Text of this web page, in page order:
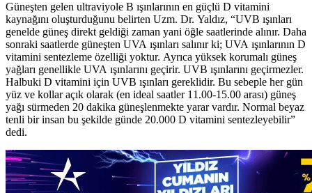
Güneşten gelen ultraviyole B ışınlarının en güçlü D vitamini
kaynağını oluşturduğunu belirten Uzm. Dr. Yaldız, “UVB ışınları
genelde güneş direkt geldiği zaman yani öğle saatlerinde alınır. Daha
sonraki saatlerde güneşten UVA ışınları salınır ki; UVA ışınlarının D
vitamini sentezleme özelliği yoktur. Ayrıca yüksek korumalı güneş
yağları genellikle UVA ışınlarını geçirir. UVB ışınlarını geçirmezler.
Halbuki D vitamini için UVB ışınları gereklidir. Bu sebeple her gün
yüz ve kollar açık olarak (en ideal saatler 11.00-15.00 arası) güneş
yağı sürmeden 20 dakika güneşlenmekte yarar vardır. Normal beyaz
tenli bir insan bu şekilde günde 20.000 D vitamini sentezleyebilir”
dedi.